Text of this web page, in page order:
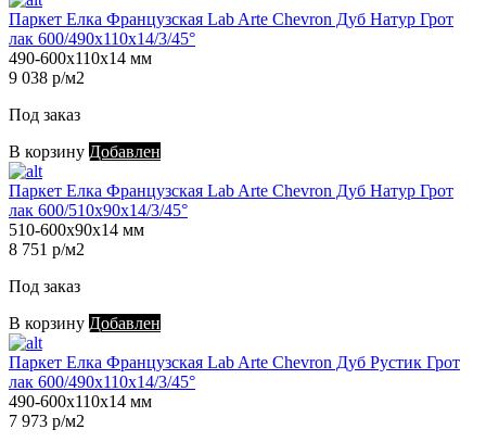
Паркет Елка Французская Lab Arte Chevron Дуб Натур Грот
лак 600/490х110х14/3/45°
490-600х110х14 мм
9 038 р/м2
Под заказ
В корзину Добавлен
Паркет Елка Французская Lab Arte Chevron Дуб Натур Грот
лак 600/510х90х14/3/45°
510-600х90х14 мм
8 751 р/м2
Под заказ
В корзину Добавлен
Паркет Елка Французская Lab Arte Chevron Дуб Рустик Грот
лак 600/490х110х14/3/45°
490-600х110х14 мм
7 973 р/м2